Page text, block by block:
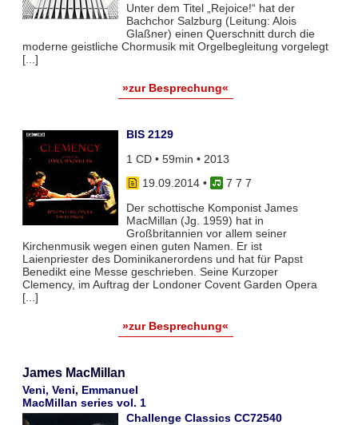
Unter dem Titel „Rejoice!“ hat der
Bachchor Salzburg (Leitung: Alois
Glaßner) einen Querschnitt durch die
moderne geistliche Chormusik mit Orgelbegleitung vorgelegt
[...]
»zur Besprechung«
BIS 2129
1 CD • 59min • 2013
19.09.2014•
7 7 7
Der schottische Komponist James
MacMillan (Jg. 1959) hat in
Großbritannien vor allem seiner
Kirchenmusik wegen einen guten Namen. Er ist
Laienpriester des Dominikanerordens und hat für Papst
Benedikt eine Messe geschrieben. Seine Kurzoper
Clemency, im Auftrag der Londoner Covent Garden Opera
[...]
»zur Besprechung«
James MacMillan
Veni, Veni, Emmanuel
MacMillan series vol. 1
Challenge Classics CC72540